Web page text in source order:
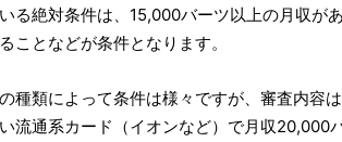
る絶対条件は、15,000バーツ以上の月収が
ことなどが条件となります。
種類によって条件は様々ですが、審査内容
流通系カード（イオンなど）で月収20,000